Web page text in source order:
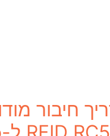
חיבור